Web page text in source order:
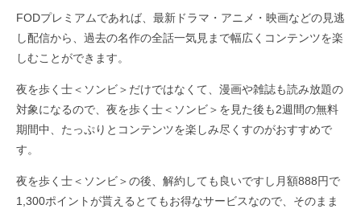
FODプレミアムであれば、最新ドラマ・アニメ・映画などの見逃
し配信から、過去の名作の全話一気見まで幅広くコンテンツを楽
しむことができます。
夜を歩く士＜ソンビ＞だけではなくて、漫画や雑誌も読み放題の
対象になるので、夜を歩く士＜ソンビ＞を見た後も2週間の無料
期間中、たっぷりとコンテンツを楽しみ尽くすのがおすすめで
す。
夜を歩く士＜ソンビ＞の後、解約しても良いですし月額888円で
1,300ポイントが貰えるとてもお得なサービスなので、そのまま